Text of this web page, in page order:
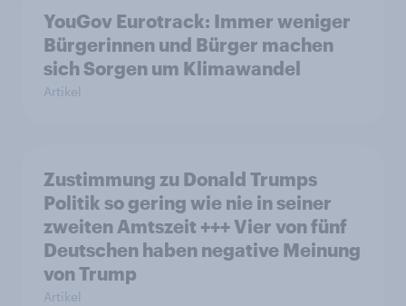
YouGov Eurotrack: Immer weniger
Bürgerinnen und Bürger machen
sich Sorgen um Klimawandel
Artikel
Zustimmung zu Donald Trumps
Politik so gering wie nie in seiner
zweiten Amtszeit +++ Vier von fünf
Deutschen haben negative Meinung
von Trump
Artikel